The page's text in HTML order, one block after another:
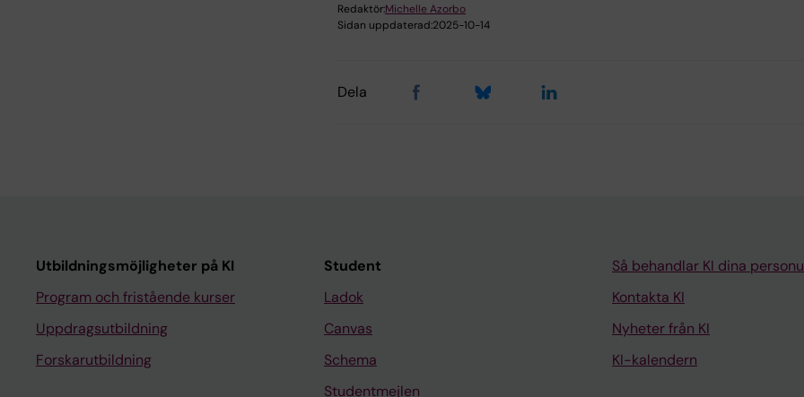
Redaktör:Michelle Azorbo
Sidan uppdaterad:2025-10-14
Dela
Utbildningsmöjligheter på KI
Program och fristående kurser
Uppdragsutbildning
Forskarutbildning
Student
Ladok
Canvas
Schema
Studentmejlen
Så behandlar KI dina
Kontakta KI
Nyheter från KI
KI-kalendern